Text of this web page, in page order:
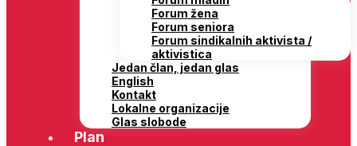
Forum žena
Forum seniora
Forum sindikalnih aktivista /
aktivistica
Jedan član, jedan glas
English
Kontakt
Lokalne organizacije
Glas slobode
Plan